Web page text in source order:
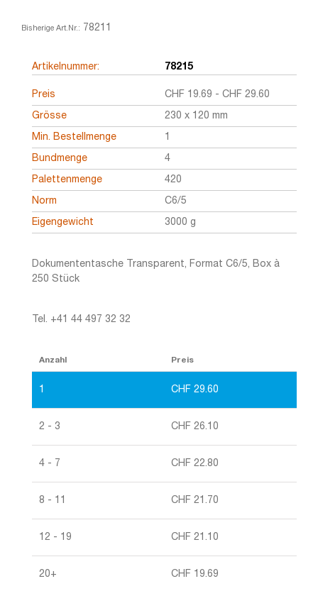
Bisherige Art.Nr.: 78211
Artikelnummer: 78215
Preis CHF 19.69 - CHF 29.60
Grösse 230 x 120 mm
Min. Bestellmenge 1
Bundmenge 4
Palettenmenge 420
Norm C6/5
Eigengewicht 3000 g
Dokumententasche Transparent, Format C6/5, Box à
250 Stück
Tel. +41 44 497 32 32
Anzahl Preis
1 CHF 29.60
2 - 3 CHF 26.10
4 - 7 CHF 22.80
8 - 11 CHF 21.70
12 - 19 CHF 21.10
20+ CHF 19.69